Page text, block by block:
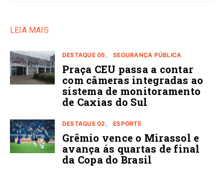
LEIA MAIS
DESTAQUE 05 SEGURANÇA PÚBLICA
Praça CEU passa a contar
com câmeras integradas ao
sistema de monitoramento
de Caxias do Sul
DESTAQUE 02 ESPORTE
Grêmio vence o Mirassol e
avança ás quartas de final
da Copa do Brasil